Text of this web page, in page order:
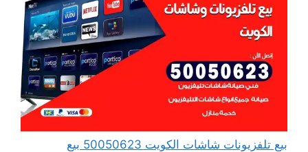
بيع تلفزيونات شاشات الكويت 50050623 بيع